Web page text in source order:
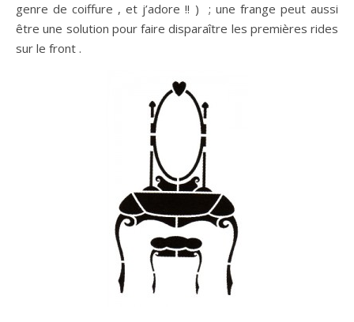
genre de coiffure , et j’adore !! ) ; une frange peut aussi
être une solution pour faire disparaître les premières rides
sur le front .